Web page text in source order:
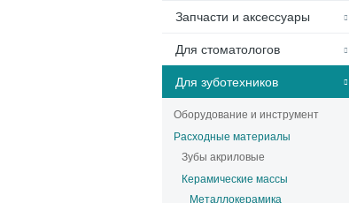
Запчасти и аксессуары
Для стоматологов
Для зуботехников
Оборудование и инструмент
Расходные материалы
Зубы акриловые
Керамические массы
Металлокерамика